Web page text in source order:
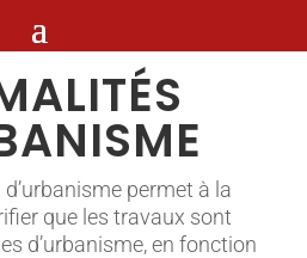
permet à la
que les travaux sont
d’urbanisme, en fonction